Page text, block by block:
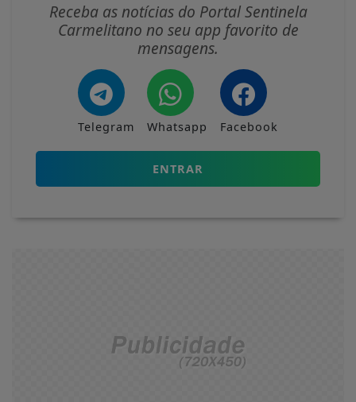
Receba as notícias do Portal Sentinela
Carmelitano no seu app favorito de
mensagens.
Telegram Whatsapp Facebook
ENTRAR